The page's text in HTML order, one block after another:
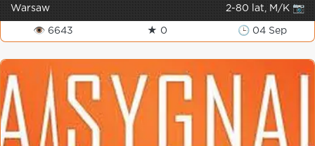
Warsaw 2-80 lat, M/K 📷
👁 6643 ★ 0 🕒 04 Sep